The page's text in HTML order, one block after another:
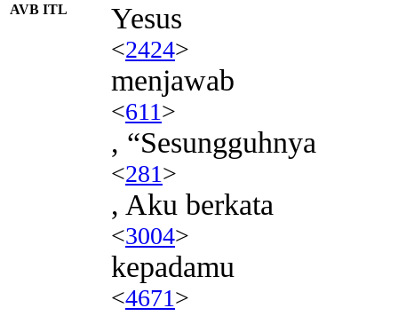
AVB ITL Yesus
<2424>
menjawab
<611>
, “Sesungguhnya
<281>
, Aku berkata
<3004>
kepadamu
<4671>